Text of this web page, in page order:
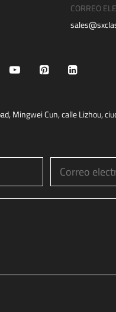
CORREO
Mingwei Cun, calle Lizhou,